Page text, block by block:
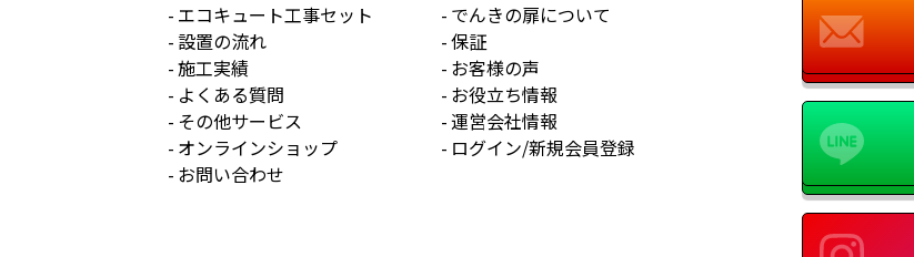
エコキュート工事セット
でんきの扉について
設置の流れ
保証
施工実績
お客様の声
よくある質問
お役立ち情報
その他サービス
運営会社情報
オンラインショップ
ログイン/新規会員登録
お問い合わせ